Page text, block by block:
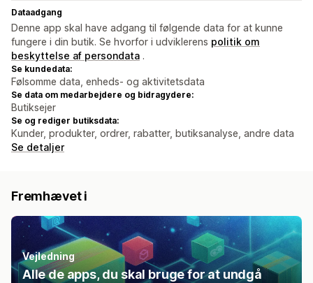
Dataadgang
Denne app skal have adgang til følgende data for at kunne
fungere i din butik. Se hvorfor i udviklerens politik om
beskyttelse af persondata .
Se kundedata:
Følsomme data, enheds- og aktivitetsdata
Se data om medarbejdere og bidragydere:
Butiksejer
Se og rediger butiksdata:
Kunder, produkter, ordrer, rabatter, butiksanalyse, andre data
Se detaljer
Fremhævet i
Vejledning
Alle de apps, du skal bruge for at undgå